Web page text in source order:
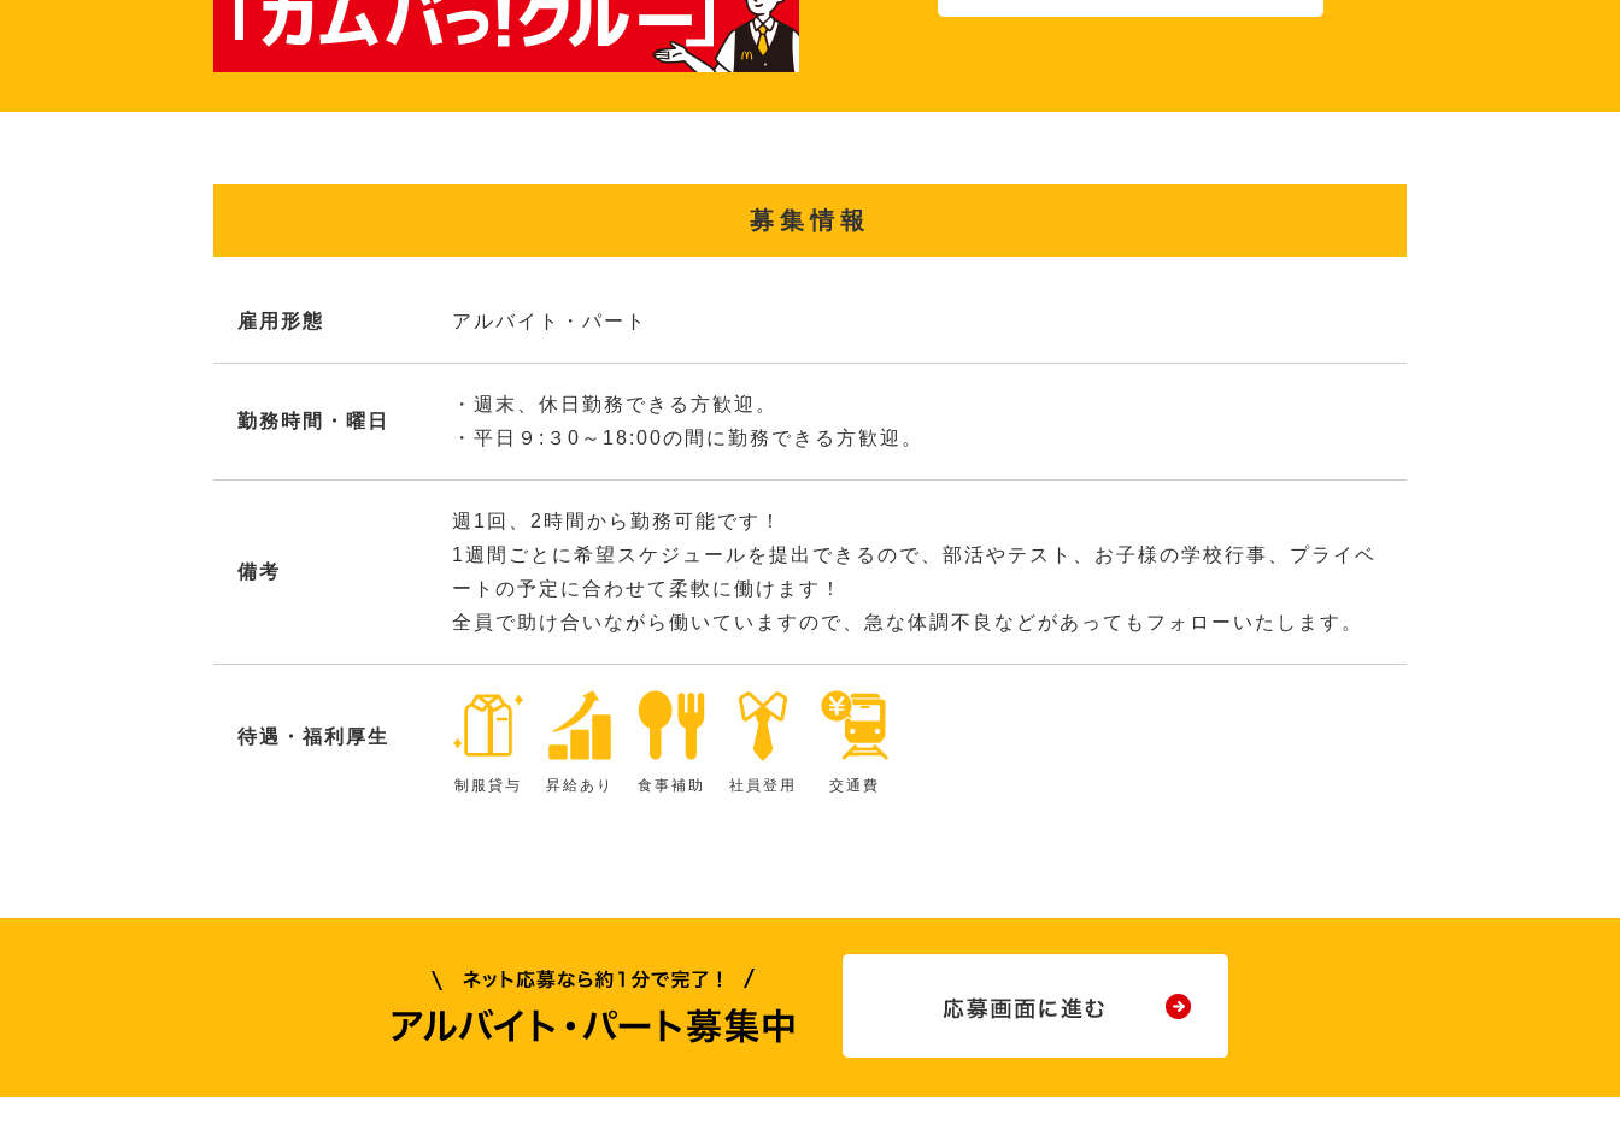
募集情報
雇用形態 アルバイト・パート
勤務時間・曜日
・週末、休日勤務できる方歓迎。
・平日９:３0～18:00の間に勤務できる方歓迎。
備考
週1回、2時間から勤務可能です！
1週間ごとに希望スケジュールを提出できるので、部活やテスト、お子様の学校行事、プライベ
ートの予定に合わせて柔軟に働けます！
全員で助け合いながら働いていますので、急な体調不良などがあってもフォローいたします。
待遇・福利厚生
制服貸与 昇給あり 食事補助 社員登用 交通費